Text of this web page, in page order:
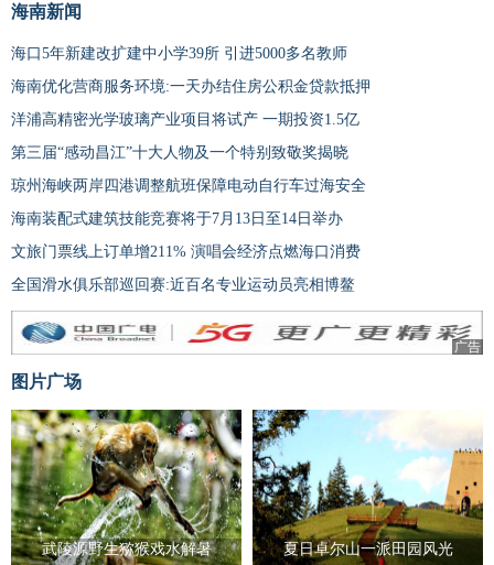
海南新闻
海口5年新建改扩建中小学39所 引进5000多名教师
海南优化营商服务环境:一天办结住房公积金贷款抵押
洋浦高精密光学玻璃产业项目将试产 一期投资1.5亿
第三届“感动昌江”十大人物及一个特别致敬奖揭晓
琼州海峡两岸四港调整航班保障电动自行车过海安全
海南装配式建筑技能竞赛将于7月13日至14日举办
​文旅门票线上订单增211% 演唱会经济点燃海口消费
全国滑水俱乐部巡回赛:近百名专业运动员亮相博鳌
广告
图片广场
武陵源野生猕猴戏水解暑 夏日卓尔山一派田园风光